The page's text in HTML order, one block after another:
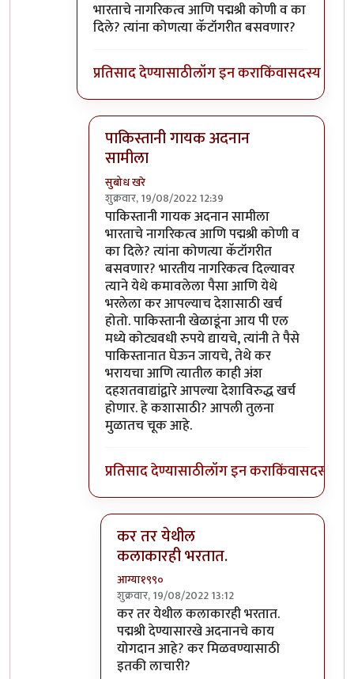
भारताचे नागरिकत्व आणि पद्मश्री कोणी व का
दिले? त्यांना कोणत्या कॅटॉगरीत बसवणार?
प्रतिसाद देण्यासाठीलॉग इन कराकिंवासदस्य व्हा
पाकिस्तानी गायक अदनान
सामीला
सुबोध खरे
शुक्रवार, 19/08/2022 12:39
In reply toदुर्दैवाने याच जपु लोकाना
पाकिस्तानी गायक अदनान सामीला
भारताचे नागरिकत्व आणि पद्मश्री कोणी व
का दिले? त्यांना कोणत्या कॅटॉगरीत
बसवणार? भारतीय नागरिकत्व दिल्यावर
त्याने येथे कमावलेला पैसा आणि येथे
भरलेला कर आपल्याच देशासाठी खर्च
होतो. पाकिस्तानी खेळाडूंना आय पी एल
मध्ये कोट्यवधी रुपये द्यायचे, त्यांनी ते पैसे
पाकिस्तानात घेऊन जायचे, तेथे कर
भरायचा आणि त्यातील काही अंश
दहशतवाद्यांद्वारे आपल्या देशाविरुद्ध खर्च
होणार. हे कशासाठी? आपली तुलना
मुळातच चूक आहे.
प्रतिसाद देण्यासाठीलॉग इन कराकिंवासदस्य व्हा
कर तर येथील
कलाकारही भरतात.
आग्या१९९०
शुक्रवार, 19/08/2022 13:12
In reply toपाकिस्तानी गायक अदनान सामीला
कर तर येथील कलाकारही भरतात.
पद्मश्री देण्यासारखे अदनानचे काय
योगदान आहे? कर मिळवण्यासाठी
इतकी लाचारी?